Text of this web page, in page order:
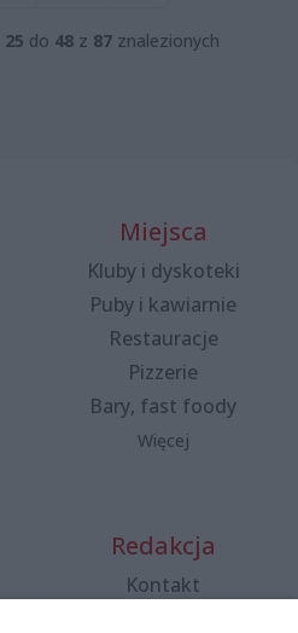
25 do 48 z 87 znalezionych
Miejsca
Kluby i dyskoteki
Puby i kawiarnie
Restauracje
Pizzerie
Bary, fast foody
Więcej
Redakcja
Kontakt